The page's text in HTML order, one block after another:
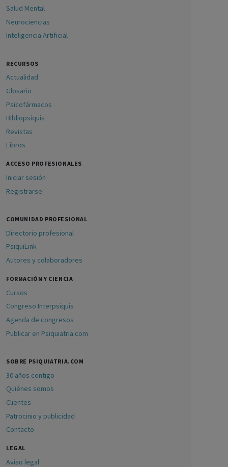
Salud Mental
Neurociencias
Inteligencia Artificial
RECURSOS
Actualidad
Glosario
Psicofármacos
Bibliopsiquis
Revistas
Libros
ACCESO PROFESIONALES
Iniciar sesión
Registrarse
COMUNIDAD PROFESIONAL
Directorio profesional
PsiquiLink
Autores y colaboradores
FORMACIÓN Y CIENCIA
Cursos
Congreso Interpsiquis
Agenda de congresos
Publicar en Psiquiatria.com
SOBRE PSIQUIATRIA.COM
30 años contigo
Quiénes somos
Clientes
Patrocinio y publicidad
Contacto
LEGAL
Aviso legal